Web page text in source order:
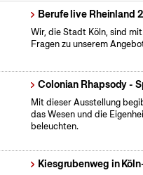
Berufe live Rheinland
Wir, die Stadt Köln, sind
Fragen zu unserem
Colonian Rhapsody -
Mit dieser Ausstellung
das Wesen und die
beleuchten.
Kiesgrubenweg in